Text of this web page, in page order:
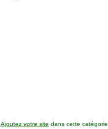
Ajoutez votre site dans cette catégorie